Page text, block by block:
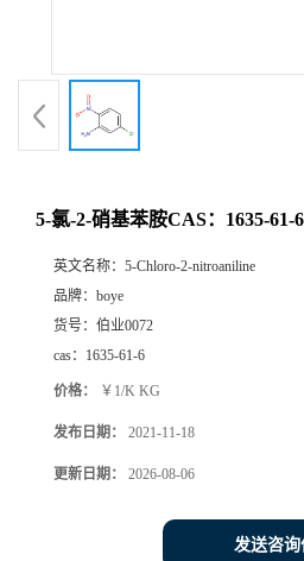
5-氯-2-硝基苯胺CAS：1635-61-6
英文名称： 5-Chloro-2-nitroaniline
品牌： boye
货号： 伯业0072
cas： 1635-61-6
价格： ￥1/K KG
发布日期： 2021-11-18
更新日期： 2026-08-06
发送咨询